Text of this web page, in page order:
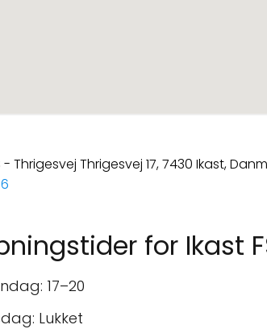
for Ikast
17–20
Lukket